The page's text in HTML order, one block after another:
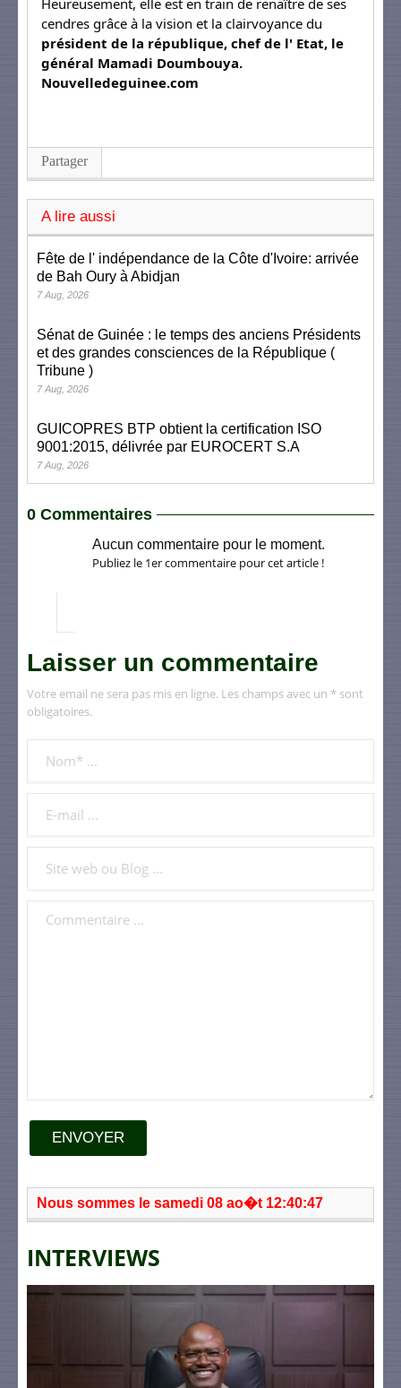
Heureusement, elle est en train de renaître de ses
cendres grâce à la vision et la clairvoyance du
président de la république, chef de l' Etat, le
général Mamadi Doumbouya.
Nouvelledeguinee.com
Partager
A lire aussi
Fête de l' indépendance de la Côte d'Ivoire: arrivée
de Bah Oury à Abidjan
7 Aug, 2026
Sénat de Guinée : le temps des anciens Présidents
et des grandes consciences de la République (
Tribune )
7 Aug, 2026
GUICOPRES BTP obtient la certification ISO
9001:2015, délivrée par EUROCERT S.A
7 Aug, 2026
0 Commentaires
Aucun commentaire pour le moment.
Publiez le 1er commentaire pour cet article !
Laisser un commentaire
Votre email ne sera pas mis en ligne. Les champs avec un * sont
obligatoires.
ENVOYER
Nous sommes le samedi 08 ao�t 12:40:47
INTERVIEWS